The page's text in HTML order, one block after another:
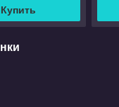
Купить